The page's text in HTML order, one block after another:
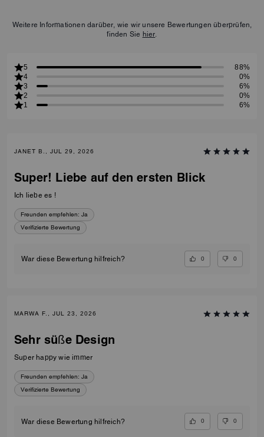
Weitere Informationen darüber, wie wir unsere Bewertungen überprüfen,
finden Sie hier.
5
88%
4
0%
3
6%
2
0%
1
6%
JANET B., JUL 29, 2026
Super! Liebe auf den ersten Blick
Ich liebe es !
Freunden empfehlen: Ja
Verifizierte Bewertung
War diese Bewertung hilfreich? 0 0
MARWA F., JUL 23, 2026
Sehr süße Design
Super happy wie immer
Freunden empfehlen: Ja
Verifizierte Bewertung
War diese Bewertung hilfreich? 0 0